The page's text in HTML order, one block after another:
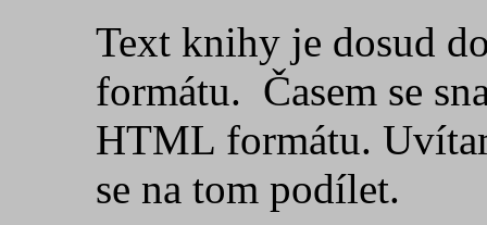
Text knihy je dosud
formátu. Časem se
HTML formátu.
se na tom podílet.